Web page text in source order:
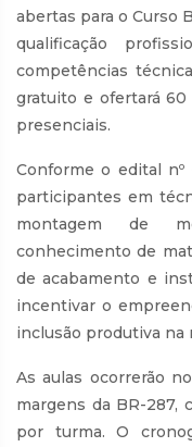
abertas para o Curso
qualificação
competências
gratuito e ofertará
presenciais.
Conforme o edital
participantes em
montagem de
conhecimento de
de acabamento e
incentivar o
inclusão produtiva na
As aulas ocorrerão
margens da BR-287,
por turma. O